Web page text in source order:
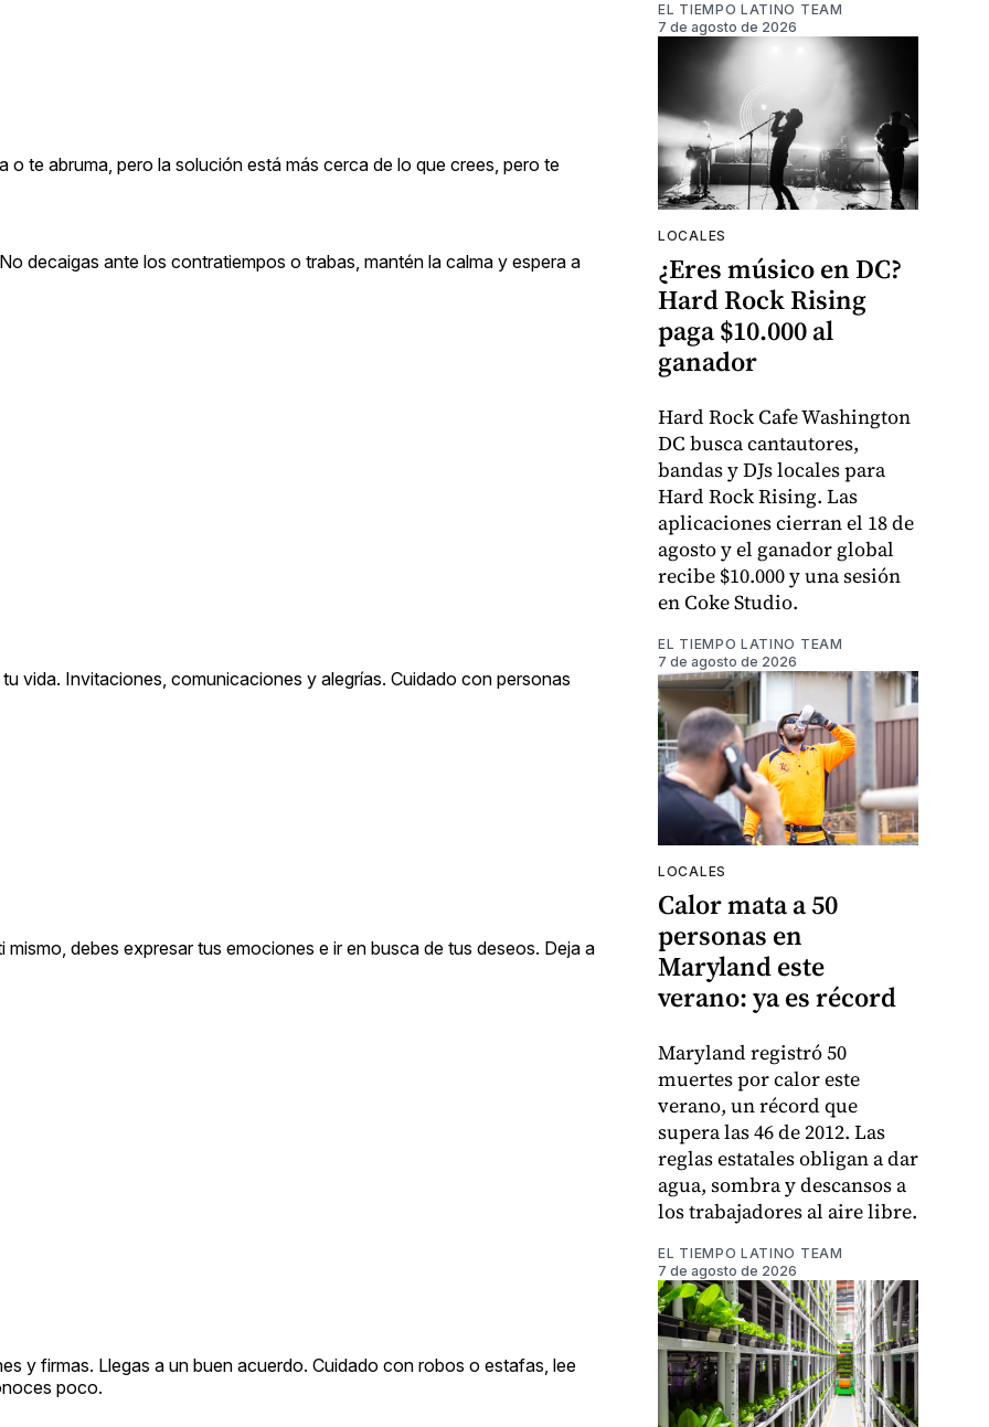
te abruma, pero la solución está más cerca de lo que crees, pero te
decaigas ante los contratiempos o trabas, mantén la calma y espera a
vida. Invitaciones, comunicaciones y alegrías. Cuidado con personas
debes expresar tus emociones e ir en busca de tus deseos. Deja a
y firmas. Llegas a un buen acuerdo. Cuidado con robos o estafas, lee
poco.
EL TIEMPO LATINO TEAM
7 de agosto de 2026
LOCALES
¿Eres músico en DC?
Hard Rock Rising
paga $10.000 al
ganador
Hard Rock Cafe Washington
DC busca cantautores,
bandas y DJs locales para
Hard Rock Rising. Las
aplicaciones cierran el 18 de
agosto y el ganador global
recibe $10.000 y una sesión
en Coke Studio.
EL TIEMPO LATINO TEAM
7 de agosto de 2026
LOCALES
Calor mata a 50
personas en
Maryland este
verano: ya es récord
Maryland registró 50
muertes por calor este
verano, un récord que
supera las 46 de 2012. Las
reglas estatales obligan a dar
agua, sombra y descansos a
los trabajadores al aire libre.
EL TIEMPO LATINO TEAM
7 de agosto de 2026